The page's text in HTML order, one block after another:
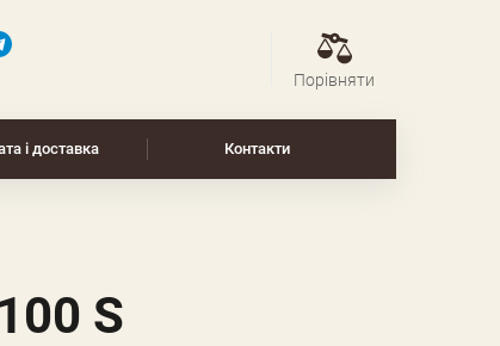
Порівняти
і доставка Контакти
S